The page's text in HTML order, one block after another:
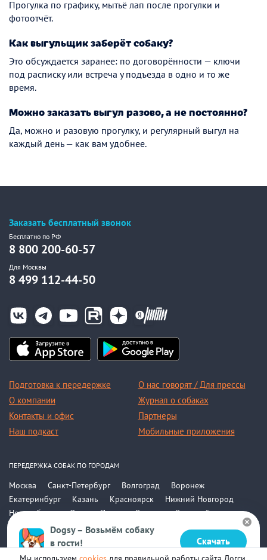
Dogsy – Возьмём собаку
в гости!
Бесплатно в Google Play
Скачать
Прогулка по графику, мытьё лап после прогулки и
фотоотчёт.
Как выгульщик заберёт собаку?
Это обсуждается заранее: по договорённости — ключи
под расписку или встреча у подъезда в одно и то же
время.
Можно заказать выгул разово, а не постоянно?
Да, можно и разовую прогулку, и регулярный выгул на
каждый день — как вам удобнее.
Заказать бесплатный звонок
Бесплатно по РФ
8 800 200-60-57
Для Москвы
8 499 112-44-50
Подготовка к передержке
О компании
Контакты и офис
Наш подкаст
О нас говорят / Для прессы
Журнал о собаках
Партнеры
Мобильные приложения
© 2015-2026, ООО «Догси»
ПЕРЕДЕРЖКА СОБАК ПО ГОРОДАМ
Москва Санкт-Петербург Волгоград
Воронеж
Екатеринбург
Казань Красноярск
Нижний Новгород
Новосибирск
Омск Пермь Ростов-на-Дону
Самара
Саратов
Уфа Челябинск Все города